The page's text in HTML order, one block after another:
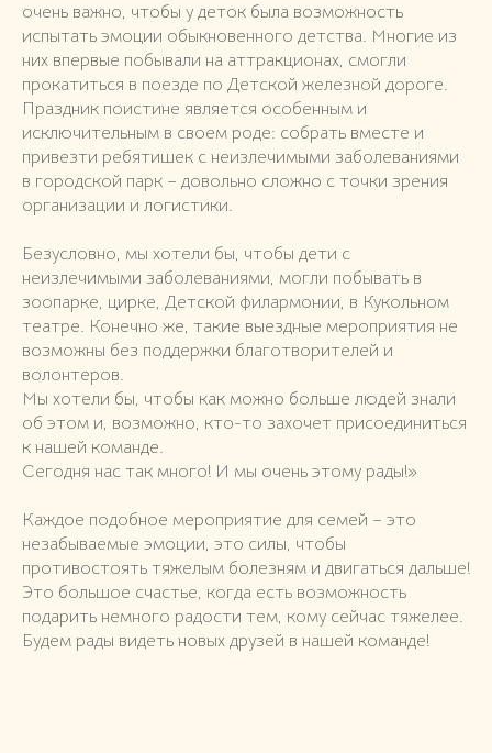
очень важно, чтобы у деток была возможность
испытать эмоции обыкновенного детства. Многие из
них впервые побывали на аттракционах, смогли
прокатиться в поезде по Детской железной дороге.
Праздник поистине является особенным и
исключительным в своем роде: собрать вместе и
привезти ребятишек с неизлечимыми заболеваниями
в городской парк – довольно сложно с точки зрения
организации и логистики.
Безусловно, мы хотели бы, чтобы дети с
неизлечимыми заболеваниями, могли побывать в
зоопарке, цирке, Детской филармонии, в Кукольном
театре. Конечно же, такие выездные мероприятия не
возможны без поддержки благотворителей и
волонтеров.
Мы хотели бы, чтобы как можно больше людей знали
об этом и, возможно, кто-то захочет присоединиться
к нашей команде.
Сегодня нас так много! И мы очень этому рады!»
Каждое подобное мероприятие для семей – это
незабываемые эмоции, это силы, чтобы
противостоять тяжелым болезням и двигаться дальше!
Это большое счастье, когда есть возможность
подарить немного радости тем, кому сейчас тяжелее.
Будем рады видеть новых друзей в нашей команде!